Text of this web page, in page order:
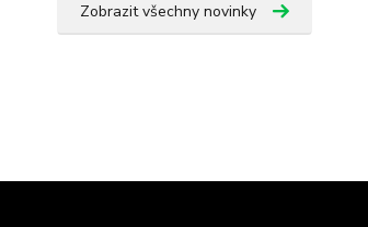
Zobrazit všechny novinky